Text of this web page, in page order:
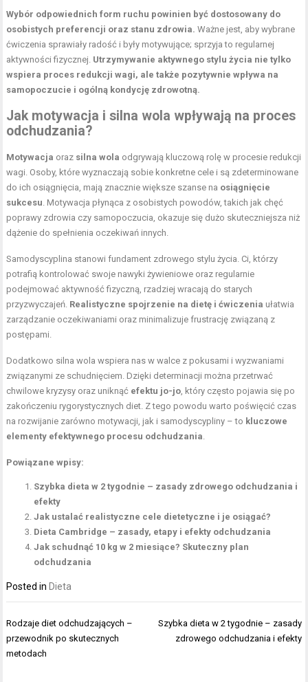
Wybór odpowiednich form ruchu powinien być dostosowany do
osobistych preferencji oraz stanu zdrowia. Ważne jest, aby wybrane
ćwiczenia sprawiały radość i były motywujące; sprzyja to regularnej
aktywności fizycznej. Utrzymywanie aktywnego stylu życia nie tylko
wspiera proces redukcji wagi, ale także pozytywnie wpływa na
samopoczucie i ogólną kondycję zdrowotną.
Jak motywacja i silna wola wpływają na proces
odchudzania?
Motywacja oraz silna wola odgrywają kluczową rolę w procesie redukcji
wagi. Osoby, które wyznaczają sobie konkretne cele i są zdeterminowane
do ich osiągnięcia, mają znacznie większe szanse na osiągnięcie
sukcesu. Motywacja płynąca z osobistych powodów, takich jak chęć
poprawy zdrowia czy samopoczucia, okazuje się dużo skuteczniejsza niż
dążenie do spełnienia oczekiwań innych.
Samodyscyplina stanowi fundament zdrowego stylu życia. Ci, którzy
potrafią kontrolować swoje nawyki żywieniowe oraz regularnie
podejmować aktywność fizyczną, rzadziej wracają do starych
przyzwyczajeń. Realistyczne spojrzenie na dietę i ćwiczenia ułatwia
zarządzanie oczekiwaniami oraz minimalizuje frustrację związaną z
postępami.
Dodatkowo silna wola wspiera nas w walce z pokusami i wyzwaniami
związanymi ze schudnięciem. Dzięki determinacji można przetrwać
chwilowe kryzysy oraz uniknąć efektu jo-jo, który często pojawia się po
zakończeniu rygorystycznych diet. Z tego powodu warto poświęcić czas
na rozwijanie zarówno motywacji, jak i samodyscypliny – to kluczowe
elementy efektywnego procesu odchudzania.
Powiązane wpisy:
Szybka dieta w 2 tygodnie – zasady zdrowego odchudzania i
efekty
Jak ustalać realistyczne cele dietetyczne i je osiągać?
Dieta Cambridge – zasady, etapy i efekty odchudzania
Jak schudnąć 10 kg w 2 miesiące? Skuteczny plan
odchudzania
Posted in Dieta
Nawigacja
wpisu
Rodzaje diet odchudzających –
przewodnik po skutecznych
metodach
Szybka dieta w 2 tygodnie – zasady
zdrowego odchudzania i efekty